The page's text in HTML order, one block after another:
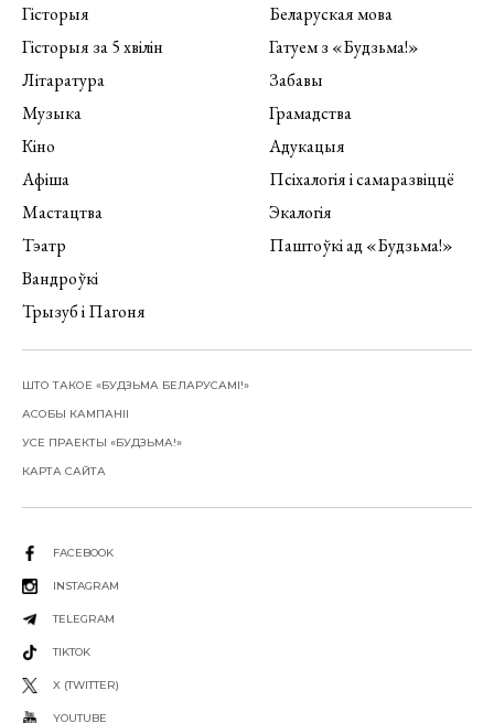
Гісторыя
Гісторыя за 5 хвілін
Літаратура
Музыка
Кіно
Афіша
Мастацтва
Тэатр
Вандроўкі
Трызуб і Пагоня
Беларуская мова
Гатуем з «Будзьма!»
Забавы
Грамадства
Адукацыя
Псіхалогія і самаразвіццё
Экалогія
Паштоўкі ад «Будзьма!»
ШТО ТАКОЕ «БУДЗЬМА БЕЛАРУСАМІ!»
АСОБЫ КАМПАНІІ
УСЕ ПРАЕКТЫ «БУДЗЬМА!»
КАРТА САЙТА
FACEBOOK
INSTAGRAM
TELEGRAM
TIKTOK
X (TWITTER)
YOUTUBE